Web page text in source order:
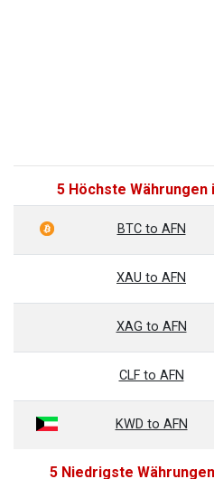
5 Höchste Währungen
BTC to AFN
XAU to AFN
XAG to AFN
CLF to AFN
KWD to AFN
5 Niedrigste